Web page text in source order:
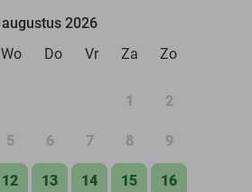
augustus 2026
Wo Do Vr Za Zo
1 2
5 6 7 8 9
12 13 14 15 16